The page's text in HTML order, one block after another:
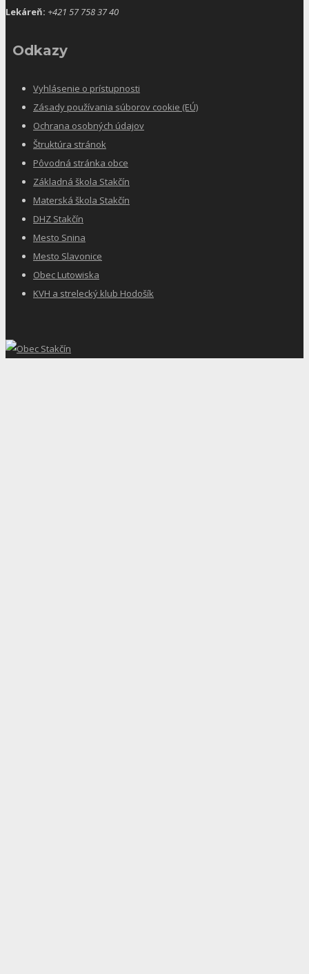
Lekáreň: +421 57 758 37 40
Odkazy
Vyhlásenie o prístupnosti
Zásady používania súborov cookie (EÚ)
Ochrana osobných údajov
Štruktúra stránok
Pôvodná stránka obce
Základná škola Stakčín
Materská škola Stakčín
DHZ Stakčín
Mesto Snina
Mesto Slavonice
Obec Lutowiska
KVH a strelecký klub Hodošík